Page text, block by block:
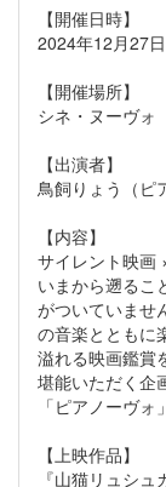
【開催日時】
2024年12月27
【開催場所】
シネ・ヌーヴォ
【出演者】
鳥飼りょう（ピ
【内容】
サイレント映画
いまから遡るこ
がついていませ
の音楽とともに
溢れる映画鑑賞
堪能いただく企
「ピアノーヴォ
【上映作品】
『山猫リュシ